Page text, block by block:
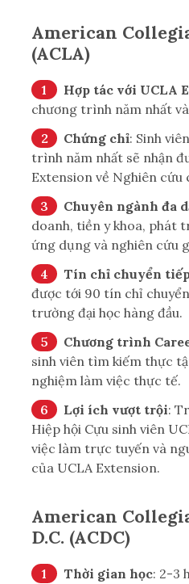
American
(ACLA)
Hợp tác với UCLA
chương trình năm nhất
Chứng chỉ: Sinh
trình năm nhất sẽ nhận
Extension về Nghiên cứu
Chuyên ngành đa
doanh, tiền y khoa, phát
ứng dụng và nghiên cứu
Tín chỉ chuyển
được tới 90 tín chỉ
trường đại học hàng đầu.
Chương trình
sinh viên tìm kiếm thực
nghiệm làm việc thực tế.
Lợi ích vượt trội:
Hiệp hội Cựu sinh viên
việc làm trực tuyến và
của UCLA Extension.
American
D.C. (ACDC)
Thời gian học: 2-3